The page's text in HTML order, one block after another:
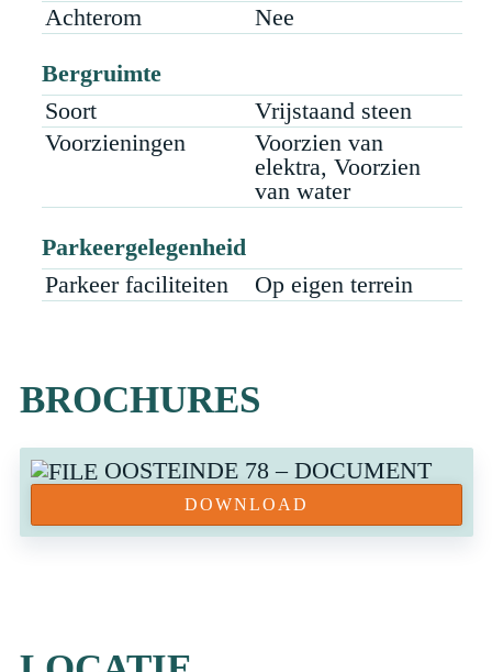
Achterom
Nee
Bergruimte
Soort
Vrijstaand steen
Voorzieningen
Voorzien van
elektra, Voorzien
van water
Parkeergelegenheid
Parkeer faciliteiten
Op eigen terrein
BROCHURES
OOSTEINDE 78 – DOCUMENT
DOWNLOAD